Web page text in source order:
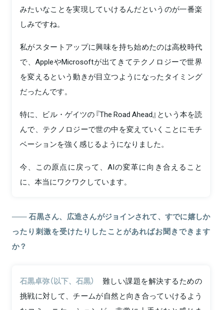
みたいなことを実現していけるんだというのが一番楽
しみですね。
私がスタートアップに興味を持ち始めたのは高校時代
で、AppleやMicrosoftが出てきてテクノロジーで世界
を変えるという動きが目立つようになったタイミング
だったんです。
特に、ビル・ゲイツの『The Road Ahead』という本を読
んで、テクノロジーで世の中を変えていくことにモチ
ベーションを強く感じるようになりました。
今、この原点に戻って、AIの変革に向き合えること
に、本当にワクワクしています。
石黒さん、広造さんがジョインされて、すでに嬉しか
ったり刺激を受けたりしたことがあればお聞きできます
か？
石黒卓弥（以下、石黒）
難しい課題を解決するための
挑戦に対して、チームが自然と向き合っていけるよう